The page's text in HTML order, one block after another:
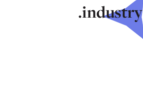
.industry